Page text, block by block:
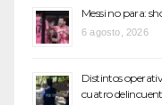
Messi no para:
6 agosto, 2026
Distintos
cuatro